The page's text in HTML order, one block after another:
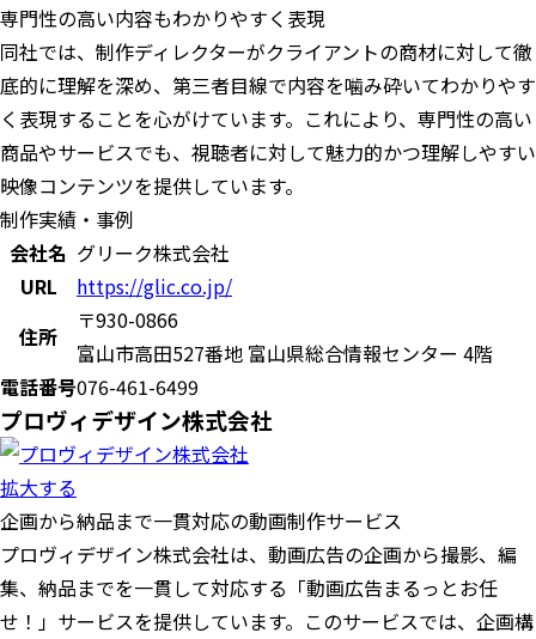
専門性の高い内容もわかりやすく表現
同社では、制作ディレクターがクライアントの商材に対して徹
底的に理解を深め、第三者目線で内容を噛み砕いてわかりやす
く表現することを心がけています。これにより、専門性の高い
商品やサービスでも、視聴者に対して魅力的かつ理解しやすい
映像コンテンツを提供しています。
制作実績・事例
会社名 グリーク株式会社
URL
https://glic.co.jp/
住所
〒930-0866
富山市高田527番地 富山県総合情報センター 4階
電話番号076-461-6499
プロヴィデザイン株式会社
拡大する
企画から納品まで一貫対応の動画制作サービス
プロヴィデザイン株式会社は、動画広告の企画から撮影、編
集、納品までを一貫して対応する「動画広告まるっとお任
せ！」サービスを提供しています。このサービスでは、企画構